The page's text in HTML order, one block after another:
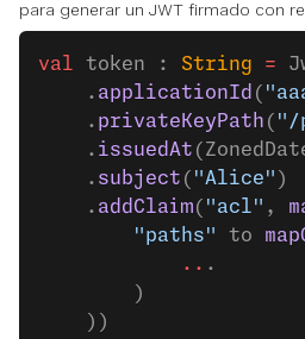
para generar un JWT firmado con
val token : String =
    .
applicationId (
    .
privateKeyPath ( "/
    .
issuedAt
    .
subject ( "Alice" )
    .
addClaim( "acl" ,
        "paths"
to
            ..
.
        )
    ))